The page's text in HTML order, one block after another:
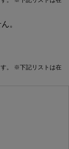
。
。 ※下記リストは在